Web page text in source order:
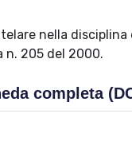
nella
205 del 2000.
completa